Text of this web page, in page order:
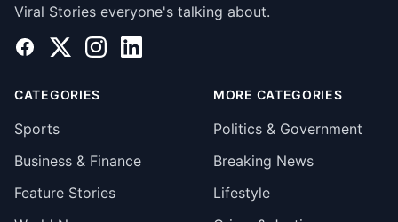
Viral Stories everyone's talking about.
Facebook
X InstagramLinkedIn
CATEGORIES
Sports
Business & Finance
Feature Stories
MORE CATEGORIES
Politics & Government
Breaking News
Lifestyle